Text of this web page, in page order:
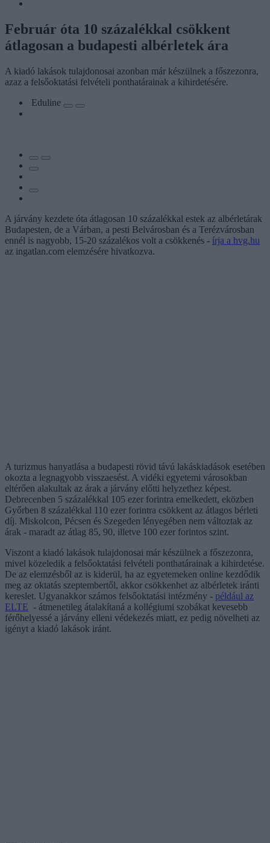
Február óta 10 százalékkal csökkent
átlagosan a budapesti albérletek ára
A kiadó lakások tulajdonosai azonban már készülnek a főszezonra,
azaz a felsőoktatási felvételi ponthatárainak a kihirdetésére.
Eduline
A járvány kezdete óta átlagosan 10 százalékkal estek az albérletárak
Budapesten, de a Várban, a pesti Belvárosban és a Terézvárosban
ennél is nagyobb, 15-20 százalékos volt a csökkenés - írja a hvg.hu
az ingatlan.com elemzésére hivatkozva.
A turizmus hanyatlása a budapesti rövid távú lakáskiadások esetében
okozta a legnagyobb visszaesést. A vidéki egyetemi városokban
eltérően alakultak az árak a járvány előtti helyzethez képest.
Debrecenben 5 százalékkal 105 ezer forintra emelkedett, eközben
Győrben 8 százalékkal 110 ezer forintra csökkent az átlagos bérleti
díj. Miskolcon, Pécsen és Szegeden lényegében nem változtak az
árak - maradt az átlag 85, 90, illetve 100 ezer forintos szint.
Viszont a kiadó lakások tulajdonosai már készülnek a főszezonra,
mivel közeledik a felsőoktatási felvételi ponthatárainak a kihirdetése.
De az elemzésből az is kiderül, ha az egyetemeken online kezdődik
meg az oktatás szeptembertől, akkor csökkenhet az albérletek iránti
kereslet. Ugyanakkor számos felsőoktatási intézmény - például az
ELTE - átmenetileg átalakítaná a kollégiumi szobákat kevesebb
férőhelyessé a járvány elleni védekezés miatt, ez pedig növelheti az
igényt a kiadó lakások iránt.